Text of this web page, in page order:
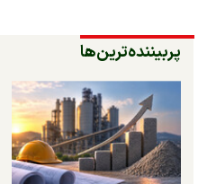
پربیننده‌ترین‌ها